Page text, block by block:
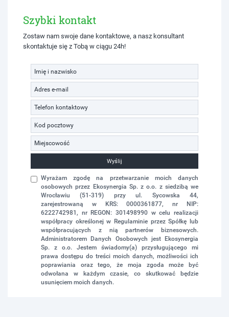
Szybki kontakt
Zostaw nam swoje dane kontaktowe, a nasz konsultant
skontaktuje się z Tobą w ciągu 24h!
Wyślij
Wyrażam zgodę na przetwarzanie moich danych
osobowych przez Ekosynergia Sp. z o.o. z siedzibą we
Wrocławiu (51-319) przy ul. Sycowska 44,
zarejestrowaną w KRS: 0000361877, nr NIP:
6222742981, nr REGON: 301498990 w celu realizacji
współpracy określonej w Regulaminie przez Spółkę lub
współpracujących z nią partnerów biznesowych.
Administratorem Danych Osobowych jest Ekosynergia
Sp. z o.o. Jestem świadomy(a) przysługującego mi
prawa dostępu do treści moich danych, możliwości ich
poprawiania oraz tego, że moja zgoda może być
odwołana w każdym czasie, co skutkować będzie
usunięciem moich danych.